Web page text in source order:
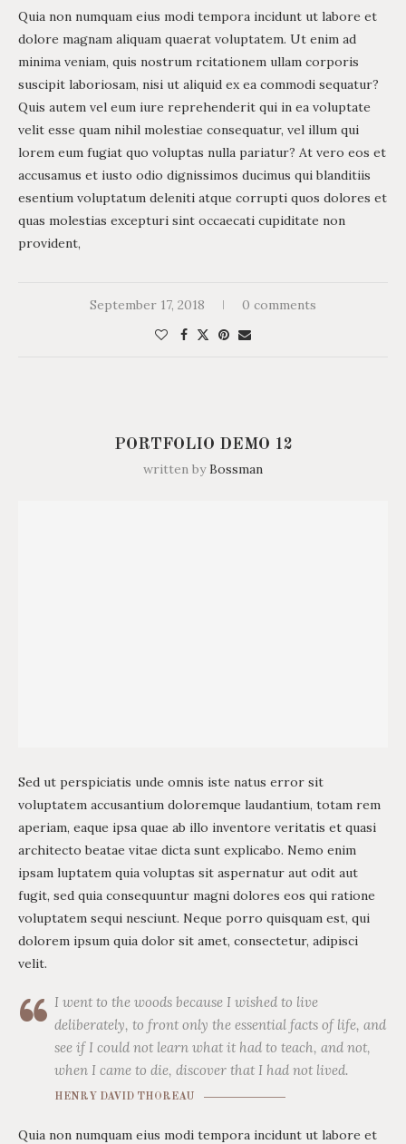
Quia non numquam eius modi tempora incidunt ut labore et
dolore magnam aliquam quaerat voluptatem. Ut enim ad
minima veniam, quis nostrum rcitationem ullam corporis
suscipit laboriosam, nisi ut aliquid ex ea commodi sequatur?
Quis autem vel eum iure reprehenderit qui in ea voluptate
velit esse quam nihil molestiae consequatur, vel illum qui
lorem eum fugiat quo voluptas nulla pariatur? At vero eos et
accusamus et iusto odio dignissimos ducimus qui blanditiis
esentium voluptatum deleniti atque corrupti quos dolores et
quas molestias excepturi sint occaecati cupiditate non
provident,
September 17, 2018 0 comments
PORTFOLIO DEMO 12
written byBossman
Sed ut perspiciatis unde omnis iste natus error sit
voluptatem accusantium doloremque laudantium, totam rem
aperiam, eaque ipsa quae ab illo inventore veritatis et quasi
architecto beatae vitae dicta sunt explicabo. Nemo enim
ipsam luptatem quia voluptas sit aspernatur aut odit aut
fugit, sed quia consequuntur magni dolores eos qui ratione
voluptatem sequi nesciunt. Neque porro quisquam est, qui
dolorem ipsum quia dolor sit amet, consectetur, adipisci
velit.
I went to the woods because I wished to live
deliberately, to front only the essential facts of life, and
see if I could not learn what it had to teach, and not,
when I came to die, discover that I had not lived.
HENRY DAVID THOREAU
Quia non numquam eius modi tempora incidunt ut labore et